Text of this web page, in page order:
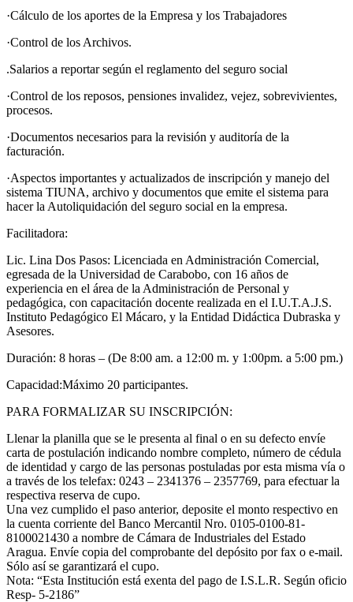
·Cálculo de los aportes de la Empresa y los Trabajadores
·Control de los Archivos.
.Salarios a reportar según el reglamento del seguro social
·Control de los reposos, pensiones invalidez, vejez, sobrevivientes,
procesos.
·Documentos necesarios para la revisión y auditoría de la
facturación.
·Aspectos importantes y actualizados de inscripción y manejo del
sistema TIUNA, archivo y documentos que emite el sistema para
hacer la Autoliquidación del seguro social en la empresa.
Facilitadora:
Lic. Lina Dos Pasos: Licenciada en Administración Comercial,
egresada de la Universidad de Carabobo, con 16 años de
experiencia en el área de la Administración de Personal y
pedagógica, con capacitación docente realizada en el I.U.T.A.J.S.
Instituto Pedagógico El Mácaro, y la Entidad Didáctica Dubraska y
Asesores.
Duración: 8 horas – (De 8:00 am. a 12:00 m. y 1:00pm. a 5:00 pm.)
Capacidad:Máximo 20 participantes.
PARA FORMALIZAR SU INSCRIPCIÓN:
Llenar la planilla que se le presenta al final o en su defecto envíe
carta de postulación indicando nombre completo, número de cédula
de identidad y cargo de las personas postuladas por esta misma vía o
a través de los telefax: 0243 – 2341376 – 2357769, para efectuar la
respectiva reserva de cupo.
Una vez cumplido el paso anterior, deposite el monto respectivo en
la cuenta corriente del Banco Mercantil Nro. 0105-0100-81-
8100021430 a nombre de Cámara de Industriales del Estado
Aragua. Envíe copia del comprobante del depósito por fax o e-mail.
Sólo así se garantizará el cupo.
Nota: “Esta Institución está exenta del pago de I.S.L.R. Según oficio
Resp- 5-2186”